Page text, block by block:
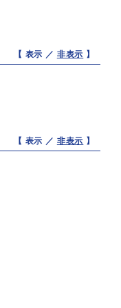
【 表示 ／ 非表示 】
【 表示 ／ 非表示 】